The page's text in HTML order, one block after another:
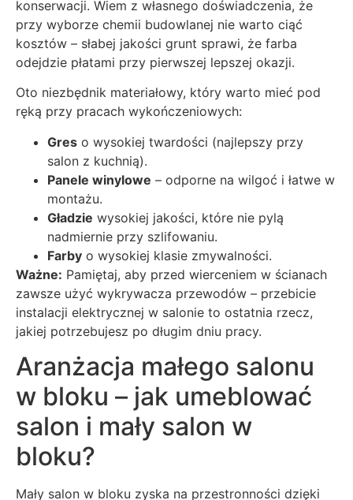
konserwacji. Wiem z własnego doświadczenia, że
przy wyborze chemii budowlanej nie warto ciąć
kosztów – słabej jakości grunt sprawi, że farba
odejdzie płatami przy pierwszej lepszej okazji.
Oto niezbędnik materiałowy, który warto mieć pod
ręką przy pracach wykończeniowych:
Gres o wysokiej twardości (najlepszy przy
salon z kuchnią).
Panele winylowe – odporne na wilgoć i łatwe w
montażu.
Gładzie wysokiej jakości, które nie pylą
nadmiernie przy szlifowaniu.
Farby o wysokiej klasie zmywalności.
Ważne: Pamiętaj, aby przed wierceniem w ścianach
zawsze użyć wykrywacza przewodów – przebicie
instalacji elektrycznej w salonie to ostatnia rzecz,
jakiej potrzebujesz po długim dniu pracy.
Aranżacja małego salonu
w bloku – jak umeblować
salon i mały salon w
bloku?
Mały salon w bloku zyska na przestronności dzięki